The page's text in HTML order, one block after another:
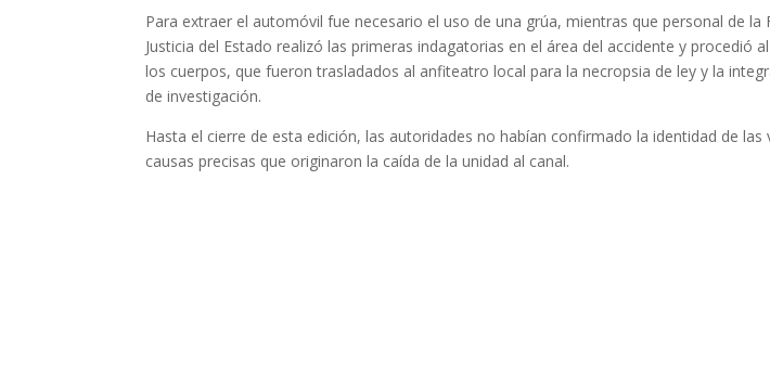
Para extraer el automóvil fue necesario el uso de una grúa, mientras que personal de la
Justicia del Estado realizó las primeras indagatorias en el área del accidente y procedió
los cuerpos, que fueron trasladados al anfiteatro local para la necropsia de ley y la
de investigación.
Hasta el cierre de esta edición, las autoridades no habían confirmado la identidad de las
causas precisas que originaron la caída de la unidad al canal.